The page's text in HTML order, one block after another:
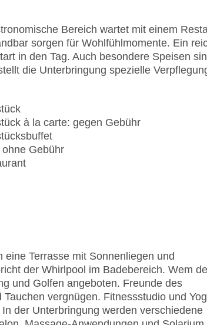
Bereich wartet mit einem
sorgen für Wohlfühlmomente. Ein
in den Tag. Auch besondere Speisen
die Unterbringung spezielle
à la carte: gegen Gebühr
ohne Gebühr
Terrasse mit Sonnenliegen und
der Whirlpool im Badebereich. Wem
und Golfen angeboten. Freunde des
vergnügen. Fitnessstudio und
der Unterbringung werden verschiedene